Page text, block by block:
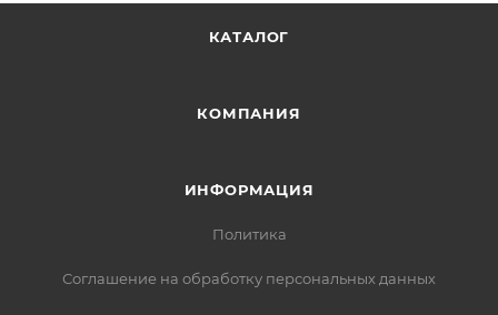
КАТАЛОГ
КОМПАНИЯ
ИНФОРМАЦИЯ
Политика
Соглашение на обработку персональных данных